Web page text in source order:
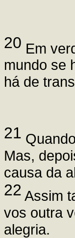
20 Em
mundo se
há de
21
Mas,
causa da
22 Assim
vos outra
alegria.